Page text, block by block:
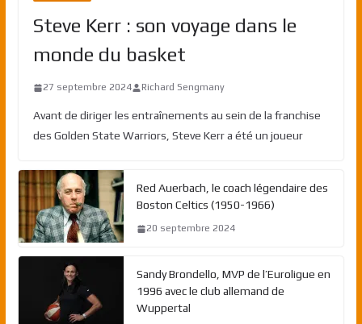
Steve Kerr : son voyage dans le
monde du basket
27 septembre 2024 Richard Sengmany
Avant de diriger les entraînements au sein de la franchise
des Golden State Warriors, Steve Kerr a été un joueur
Red Auerbach, le coach légendaire des
Boston Celtics (1950-1966)
20 septembre 2024
Sandy Brondello, MVP de l’Euroligue en
1996 avec le club allemand de
Wuppertal